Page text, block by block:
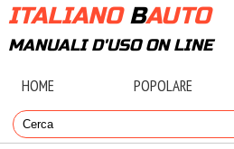
ITALIANOBAUTO
MANUALI D'USO ON LINE
HOME POPOLARE